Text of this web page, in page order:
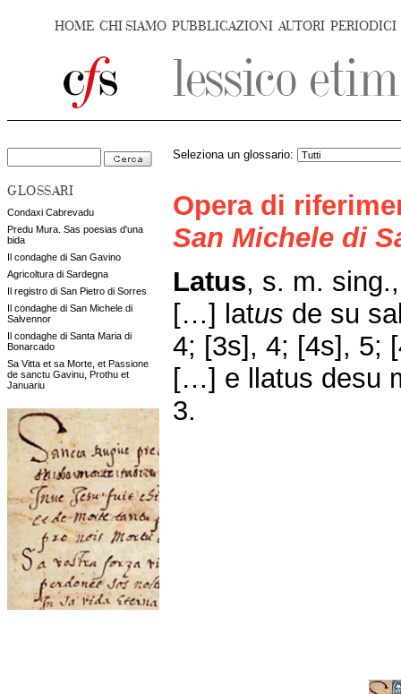
HOME CHI SIAMO PUBBLICAZIONI AUTORI PERIODICI
GLOSSARI
Condaxi Cabrevadu
Predu Mura. Sas poesias d'una
bida
Il condaghe di San Gavino
Agricoltura di Sardegna
Il registro di San Pietro di Sorres
Il condaghe di San Michele di
Salvennor
Il condaghe di Santa Maria di
Bonarcado
Sa Vitta et sa Morte, et Passione
de sanctu Gavinu, Prothu et
Januariu
Seleziona un glossario:
Opera di
San Michele di
Latus, s. m.
[…] latus de su
4; [3s], 4; [4s], 5;
[…] e llatus desu
3.